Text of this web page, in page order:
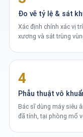
Đo vẽ tỷ lệ & sát
Xác định chính xác vị
xương và sát trùng
4
Phẫu thuật vô
Bác sĩ dùng máy siêu
đã tính, tại phòng mổ